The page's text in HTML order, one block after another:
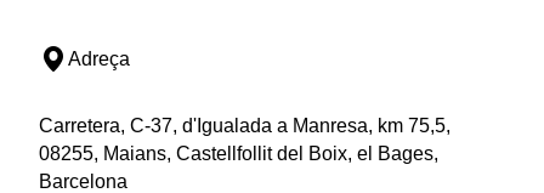
Adreça
Carretera, C-37, d'Igualada a Manresa, km 75,5,
08255, Maians, Castellfollit del Boix, el Bages,
Barcelona